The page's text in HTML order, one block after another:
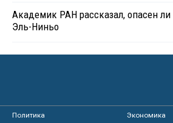
Академик РАН рассказал, опасен
Эль-Ниньо
Политика
Экономика